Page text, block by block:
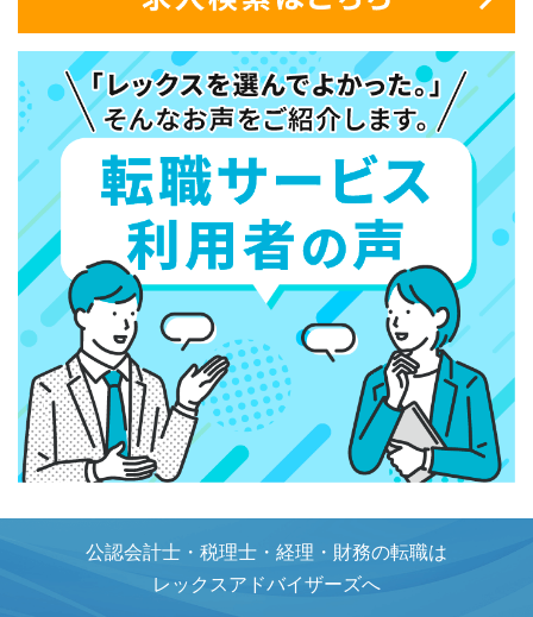
公認会計士・税理士・経理・財務の転職は
レックスアドバイザーズへ